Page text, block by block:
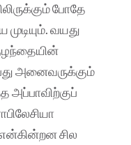
போதே
வயது
அனைவருக்கும்
அப்பாவிற்குப்
சில